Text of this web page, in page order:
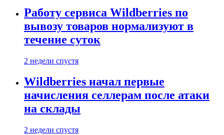
Работу сервиса Wildberries по
вывозу товаров нормализуют в
течение суток
2 недели спустя
Wildberries начал первые
начисления селлерам после атаки
на склады
2 недели спустя